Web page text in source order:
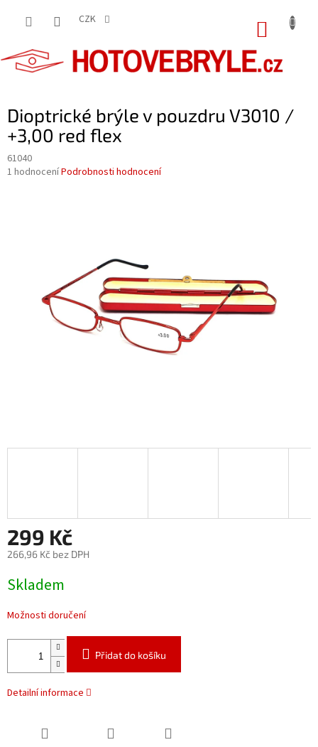
CZK
Dioptrické brýle v pouzdru V3010 /
+3,00 red flex
61040
Průměrné
1 hodnoceníPodrobnosti hodnocení
299 Kč
266,96 Kč bez DPH
cena:
Skladem
Možnosti doručení
Přidat do košíku
Detailní informace